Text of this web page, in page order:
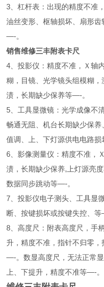
3、杠杆表：出现的精度不准
油丝变形、枢轴损坏、扇形
—-。
销售维修三丰附表卡尺
4、投影仪：精度不准，Ｘ轴
糊，目镜、光学镜头组模糊
渍，长期缺少保养等—-。
5、工具显微镜：光学成像不
畅通无阻、机台长期缺少保
值调、上、下灯源供电电路
6、影像测量仪：精度不准，
渍，长期缺少保养,上灯源亮
数据同步跳动等—-。
7、投影仪电子测头、工具显
断、按键损坏或按键失控、等
8、高度尺：附表高度尺，手
升，精度不准，指针不归零
—-。数显高度尺，无法正常
上、下提升，精度不准等—-。